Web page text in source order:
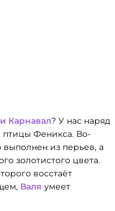
Карнавал? У нас наряд
птицы Феникса. Во-
выполнен из перьев, а
золотистого цвета.
восстаёт
Валя умеет